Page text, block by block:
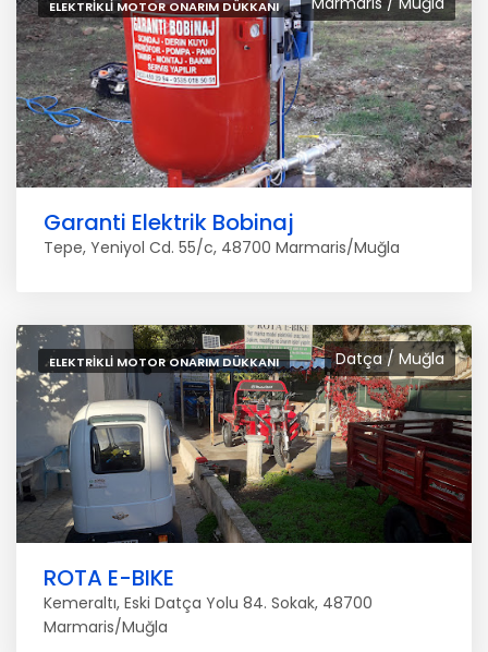
ELEKTRIKLI MOTOR ONARIM DÜKKANI
Garanti Elektrik Bobinaj
Tepe, Yeniyol Cd. 55/c, 48700 Marmaris/Muğla
Datça / Muğla
ELEKTRIKLI MOTOR ONARIM DÜKKANI
ROTA E-BIKE
Kemeraltı, Eski Datça Yolu 84. Sokak, 48700
Marmaris/Muğla